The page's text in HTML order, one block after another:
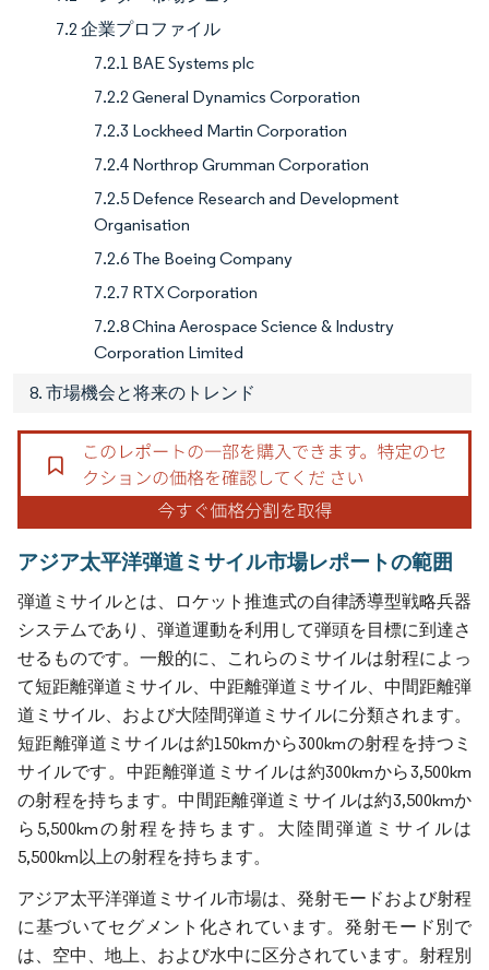
7.2 企業プロファイル
7.2.1 BAE Systems plc
7.2.2 General Dynamics Corporation
7.2.3 Lockheed Martin Corporation
7.2.4 Northrop Grumman Corporation
7.2.5 Defence Research and Development
Organisation
7.2.6 The Boeing Company
7.2.7 RTX Corporation
7.2.8 China Aerospace Science & Industry
Corporation Limited
8. 市場機会と将来のトレンド
アジア太平洋弾道ミサイル市場レポートの範囲
弾道ミサイルとは、ロケット推進式の自律誘導型戦略兵器
システムであり、弾道運動を利用して弾頭を目標に到達さ
せるものです。一般的に、これらのミサイルは射程によっ
て短距離弾道ミサイル、中距離弾道ミサイル、中間距離弾
道ミサイル、および大陸間弾道ミサイルに分類されます。
短距離弾道ミサイルは約150kmから300kmの射程を持つミ
サイルです。中距離弾道ミサイルは約300kmから3,500km
の射程を持ちます。中間距離弾道ミサイルは約3,500kmか
ら5,500kmの射程を持ちます。大陸間弾道ミサイルは
5,500km以上の射程を持ちます。
アジア太平洋弾道ミサイル市場は、発射モードおよび射程
に基づいてセグメント化されています。発射モード別で
は、空中、地上、および水中に区分されています。射程別